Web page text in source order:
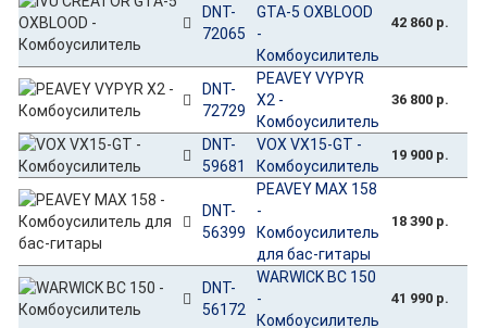
DNT-
72065
GTA-5 OXBLOOD
-
Комбоусилитель
42 860 р.
DNT-
72729
PEAVEY VYPYR
X2 -
Комбоусилитель
36 800 р.
DNT-
59681
VOX VX15-GT -
Комбоусилитель
19 900 р.
DNT-
56399
PEAVEY MAX 158
-
Комбоусилитель
для бас-гитары
18 390 р.
DNT-
56172
WARWICK BC 150
-
Комбоусилитель
41 990 р.